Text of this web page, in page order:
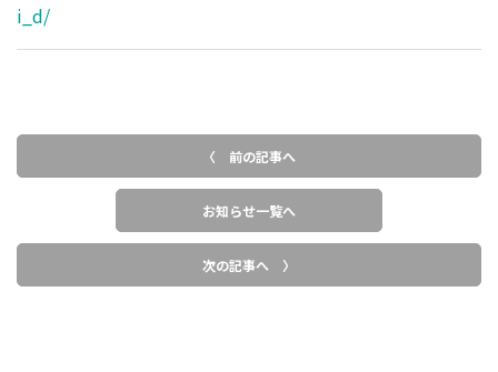
i_d/
〈 前の記事へ
お知らせ一覧へ
次の記事へ 〉